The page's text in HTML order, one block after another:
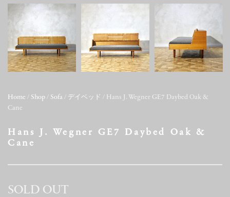
Home / Shop / Sofa / デイベッド / Hans J. Wegner GE7 Daybed Oak &
Cane
Hans J. Wegner GE7 Daybed Oak &
Cane
SOLD OUT